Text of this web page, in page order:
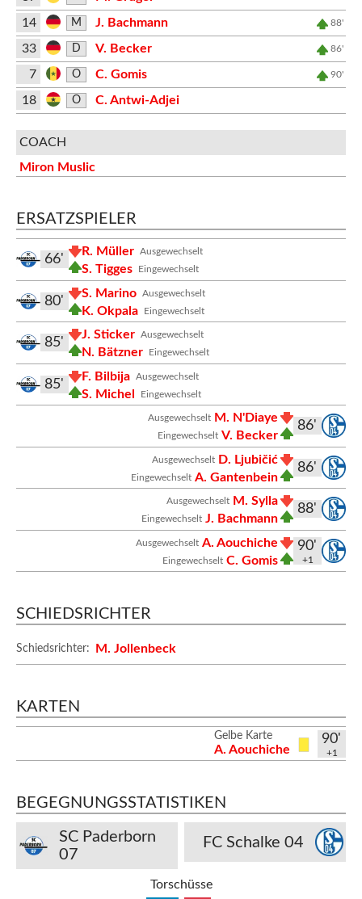
14
M J. Bachmann 88'
33 D V. Becker 86'
7 O C. Gomis 90'
18 O C. Antwi-Adjei
COACH
Miron Muslic
ERSATZSPIELER
Ausgewechselt
R. Müller
Eingewechselt
S. Tigges
66'
Ausgewechselt
S. Marino
Eingewechselt
K. Okpala
80'
Ausgewechselt
J. Sticker
Eingewechselt
N. Bätzner
85'
Ausgewechselt
F. Bilbija
Eingewechselt
S. Michel
85'
86'
Ausgewechselt M. N'Diaye
Eingewechselt V. Becker
86'
Ausgewechselt D. Ljubičić
Eingewechselt A. Gantenbein
88'
Ausgewechselt M. Sylla
Eingewechselt J. Bachmann
90'
+1
Ausgewechselt A. Aouchiche
Eingewechselt C. Gomis
SCHIEDSRICHTER
Schiedsrichter: M. Jollenbeck
KARTEN
90'
+1
Gelbe Karte
A. Aouchiche
BEGEGNUNGSSTATISTIKEN
SC Paderborn
07
FC Schalke 04
Torschüsse